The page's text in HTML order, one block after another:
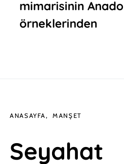
mimarisinin
örneklerinden
ANASAYFA MANŞET
Seyahat